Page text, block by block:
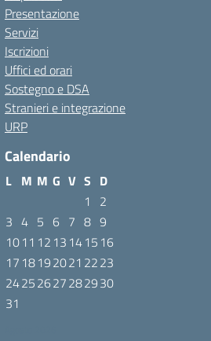
Presentazione
Servizi
Iscrizioni
Uffici ed orari
Sostegno e DSA
Stranieri e integrazione
URP
Calendario
L M M G V S D
1
2
3 4 5 6 7 8 9
1011 12 13 1415 16
17 18192021 2223
24252627282930
31